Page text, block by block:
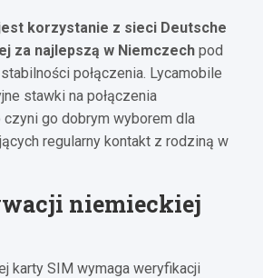
korzystanie z sieci Deutsche
za najlepszą w Niemczech pod
połączenia. Lycamobile
stawki na połączenia
go dobrym wyborem dla
regularny kontakt z rodziną w
niemieckiej
karty SIM wymaga weryfikacji